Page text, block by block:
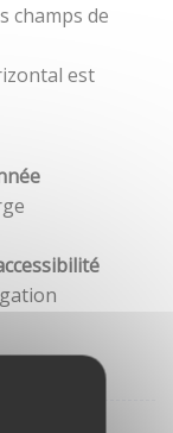
champs de
est